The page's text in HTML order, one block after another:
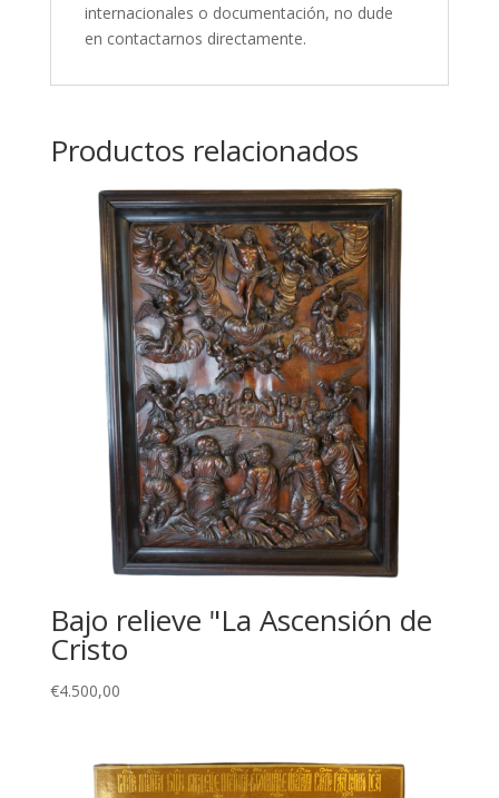
internacionales o documentación, no dude
en contactarnos directamente.
Productos relacionados
Bajo relieve "La Ascensión de
Cristo
€4.500,00